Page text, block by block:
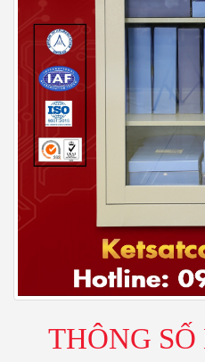
THÔNG